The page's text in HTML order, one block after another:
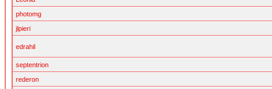
photomg
jlpieri
edrahil
septentrion
rederon